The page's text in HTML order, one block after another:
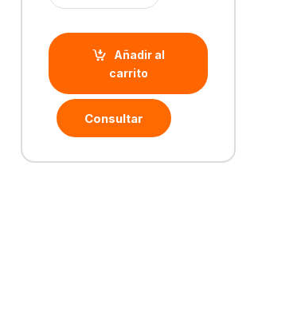
Añadir al
carrito
Consultar